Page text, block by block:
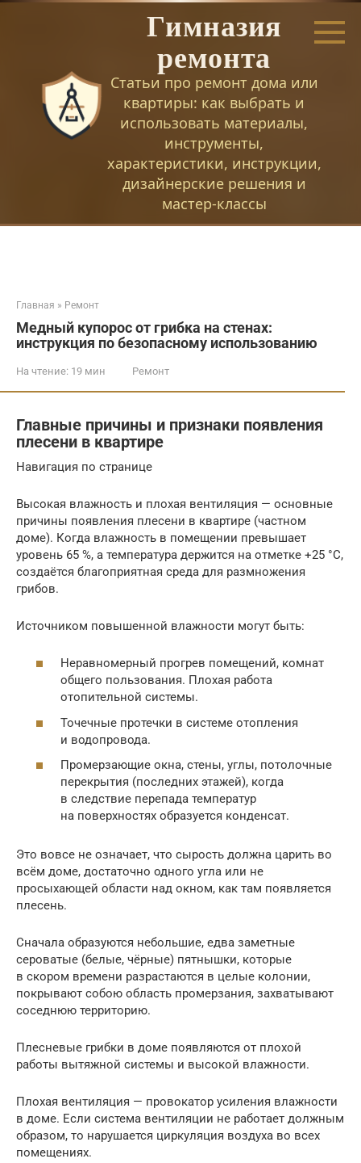
Перейти
Гимназия
ремонта
Статьи про ремонт дома или
квартиры: как выбрать и
использовать материалы,
инструменты,
характеристики, инструкции,
дизайнерские решения и
мастер-классы
Главная » Ремонт
Медный купорос от грибка на стенах:
инструкция по безопасному использованию
На чтение: 19 мин Ремонт
Главные причины и признаки появления
плесени в квартире
Навигация по странице
Высокая влажность и плохая вентиляция — основные
причины появления плесени в квартире (частном
доме). Когда влажность в помещении превышает
уровень 65 %, а температура держится на отметке +25 °C,
создаётся благоприятная среда для размножения
грибов.
Источником повышенной влажности могут быть:
Неравномерный прогрев помещений, комнат
общего пользования. Плохая работа
отопительной системы.
Точечные протечки в системе отопления
и водопровода.
Промерзающие окна, стены, углы, потолочные
перекрытия (последних этажей), когда
в следствие перепада температур
на поверхностях образуется конденсат.
Это вовсе не означает, что сырость должна царить во
всём доме, достаточно одного угла или не
просыхающей области над окном, как там появляется
плесень.
Сначала образуются небольшие, едва заметные
сероватые (белые, чёрные) пятнышки, которые
в скором времени разрастаются в целые колонии,
покрывают собою область промерзания, захватывают
соседнюю территорию.
Плесневые грибки в доме появляются от плохой
работы вытяжной системы и высокой влажности.
Плохая вентиляция — провокатор усиления влажности
в доме. Если система вентиляции не работает должным
образом, то нарушается циркуляция воздуха во всех
помещениях.